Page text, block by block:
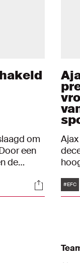
om
een
de
BruilSocials
dat
#EFC